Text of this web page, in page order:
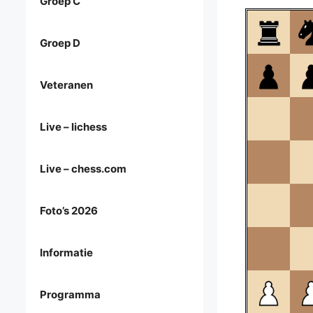
Groep D
Veteranen
Live – lichess
Live – chess.com
Foto’s 2026
Informatie
Programma